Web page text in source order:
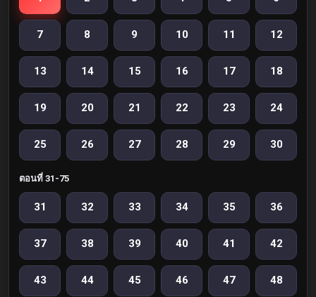
7 8 9 10 11 12
13 14 15 16 17 18
19 20 21 22 23 24
25 26 27 28 29 30
ตอนที่ 31-75
31 32 33 34 35 36
37 38 39 40 41 42
43 44 45 46 47 48